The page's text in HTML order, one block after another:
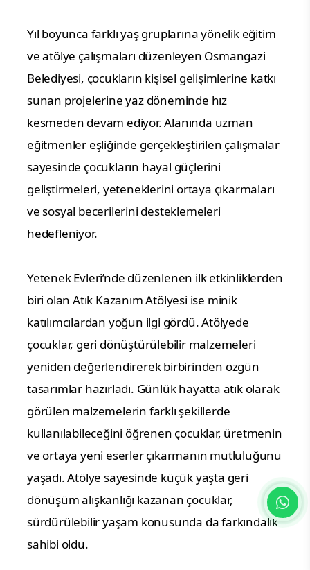
Yıl boyunca farklı yaş gruplarına yönelik eğitim
ve atölye çalışmaları düzenleyen Osmangazi
Belediyesi, çocukların kişisel gelişimlerine katkı
sunan projelerine yaz döneminde hız
kesmeden devam ediyor. Alanında uzman
eğitmenler eşliğinde gerçekleştirilen çalışmalar
sayesinde çocukların hayal güçlerini
geliştirmeleri, yeteneklerini ortaya çıkarmaları
ve sosyal becerilerini desteklemeleri
hedefleniyor.
Yetenek Evleri’nde düzenlenen ilk etkinliklerden
biri olan Atık Kazanım Atölyesi ise minik
katılımcılardan yoğun ilgi gördü. Atölyede
çocuklar, geri dönüştürülebilir malzemeleri
yeniden değerlendirerek birbirinden özgün
tasarımlar hazırladı. Günlük hayatta atık olarak
görülen malzemelerin farklı şekillerde
kullanılabileceğini öğrenen çocuklar, üretmenin
ve ortaya yeni eserler çıkarmanın mutluluğunu
yaşadı. Atölye sayesinde küçük yaşta geri
dönüşüm alışkanlığı kazanan çocuklar,
sürdürülebilir yaşam konusunda da farkındalık
sahibi oldu.